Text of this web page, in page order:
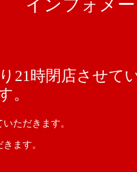
インフォメ
時閉店させて
。
ただきます。
ます。